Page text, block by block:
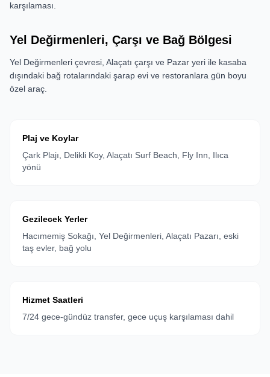
karşılaması.
Yel Değirmenleri, Çarşı ve Bağ Bölgesi
Yel Değirmenleri çevresi, Alaçatı çarşı ve Pazar yeri ile kasaba
dışındaki bağ rotalarındaki şarap evi ve restoranlara gün boyu
özel araç.
Plaj ve Koylar
Çark Plajı, Delikli Koy, Alaçatı Surf Beach, Fly Inn, Ilıca
yönü
Gezilecek Yerler
Hacımemiş Sokağı, Yel Değirmenleri, Alaçatı Pazarı, eski
taş evler, bağ yolu
Hizmet Saatleri
7/24 gece-gündüz transfer, gece uçuş karşılaması dahil